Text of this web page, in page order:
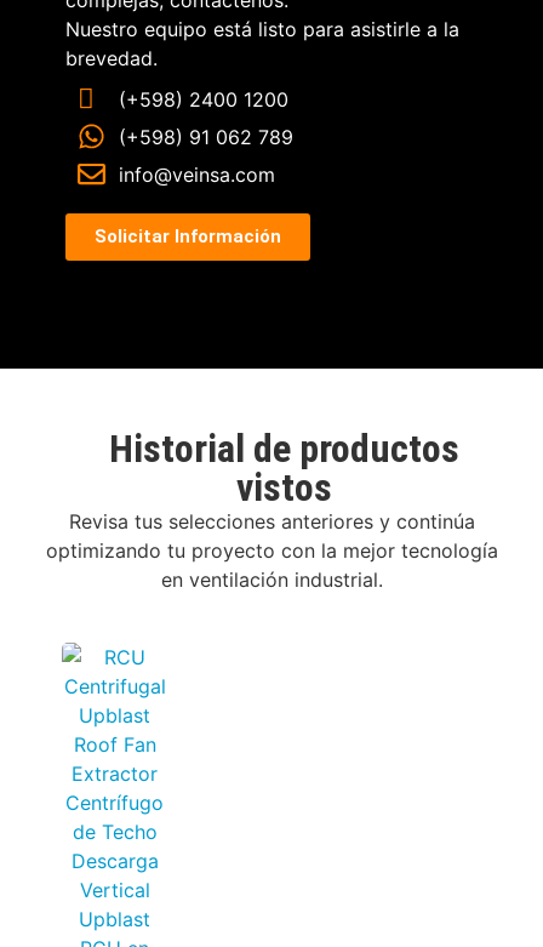
Nuestro equipo está listo para asistirle a la
brevedad.
(+598) 2400 1200
(+598) 91 062 789
info@veinsa.com
Solicitar Información
Historial de productos
vistos
Revisa tus selecciones anteriores y continúa
optimizando tu proyecto con la mejor tecnología
en ventilación industrial.